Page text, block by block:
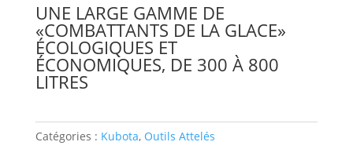
UNE LARGE GAMME DE
«COMBATTANTS DE LA GLACE»
ÉCOLOGIQUES ET
ÉCONOMIQUES, DE 300 À 800
LITRES
Catégories : Kubota, Outils Attelés